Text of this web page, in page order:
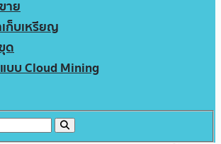
าย
เก็บเหรียญ
ด
บบ Cloud Mining